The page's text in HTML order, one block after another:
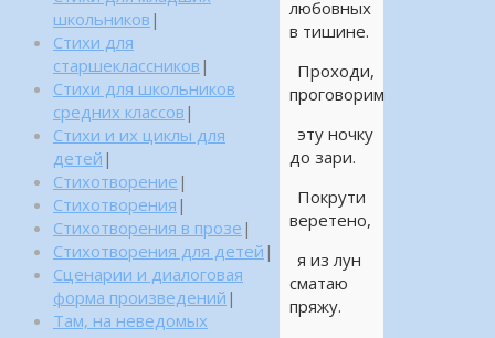
любовных
в тишине.
Проходи,
проговорим
эту ночку
до зари.
Покрути
веретено,
я из лун
сматаю
пряжу.
школьников |
Стихи для
старшеклассников |
Стихи для школьников
средних классов |
Стихи и их циклы для
детей |
Стихотворение |
Стихотворения |
Стихотворения в прозе |
Стихотворения для детей |
Сценарии и диалоговая
форма произведений |
Там, на неведомых